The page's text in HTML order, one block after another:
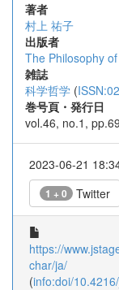
著者
村上 祐子
出版者
The Philosophy
雑誌
科学哲学 (
巻号頁・発行日
vol.46, no.1,
2023-06-21
1 + 0 Twitter
https://
char/ja/
(info:doi/